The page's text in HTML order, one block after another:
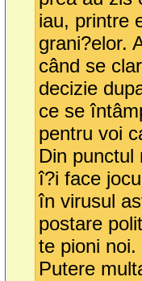
iau, printre
grani?elor.
când se
decizie
ce se
pentru voi
Din punctul
î?i face
în virusul
postare
te pioni noi.
Putere